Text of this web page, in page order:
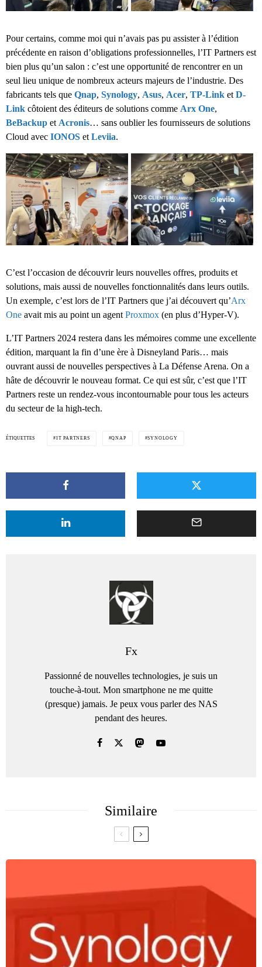
Pour certains, comme moi qui n’avais pas pu assister à l’édition
précédente en raison d’obligations professionnelles, l’IT Partners est
bien plus qu’un salon : c’est une opportunité de rencontrer en un
seul lieu unique de nombreux acteurs majeurs de l’industrie. Des
fabricants tels que Qnap, Synology, Asus, Acer, TP-Link et D-
Link côtoient des éditeurs de solutions comme Arx One,
BeBackup et Acronis… sans oublier les fournisseurs de solutions
Cloud avec IONOS et Leviia.
C’est l’occasion de découvrir leurs nouvelles offres, produits et
solutions, mais aussi de nouvelles fonctionnalités dans leurs outils.
Un exemple, c’est lors de l’IT Partners que j’ai découvert qu’Arx
One avait mis au point un agent Proxmox (en plus d’Hyper-V).
L’IT Partners 2024 restera dans les mémoires comme une excellente
édition, marquant la fin d’une ère à Disneyland Paris… mais
ouvrant aussi de nouvelles perspectives à La Défense Arena. On a
hâte de découvrir le nouveau format. Ce qui est sûr, c’est que l’IT
Partners reste un rendez-vous incontournable pour tous les acteurs
du secteur de la high-tech.
ÉTIQUETTES IT PARTNERS QNAP SYNOLOGY
Fx
Passionné de nouvelles technologies, je suis un
touche-à-tout. Mon smartphone ne me quitte
(presque) jamais. Je peux vous parler des NAS
pendant des heures.
Similaire